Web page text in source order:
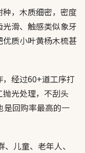
，木质细密，密度
滑、触感类似象牙
质小叶黄杨木梳甚
经过60+道工序打
光处理，不刮头
是回购率最高的一
儿童、老年人、